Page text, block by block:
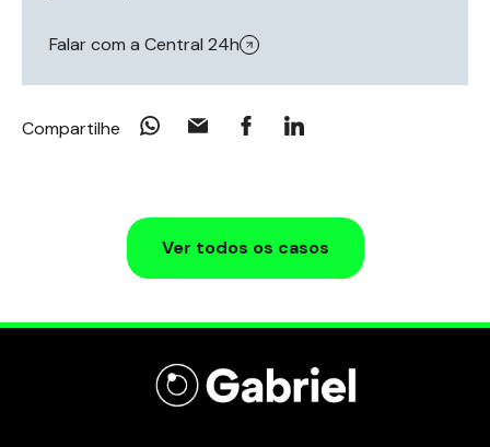
Falar com a Central 24h
Compartilhe
Ver todos os casos